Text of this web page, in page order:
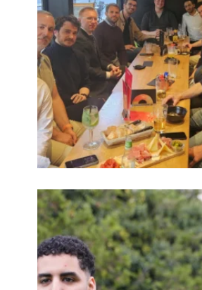
Charger plus
Identifiant oublié ?
oublié ?